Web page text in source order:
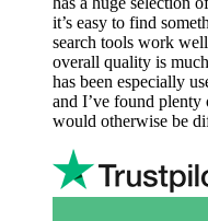
it’s easy to find
search tools work
overall quality is
has been especially
and I’ve found
would otherwise be